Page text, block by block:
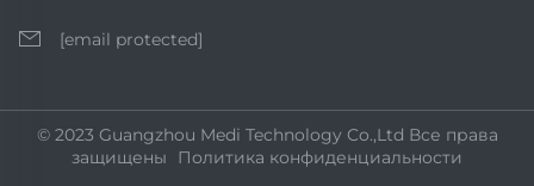
[email protected]
© 2023 Guangzhou Medi Technology Co.,Ltd Все права
защищены
Политика конфиденциальности